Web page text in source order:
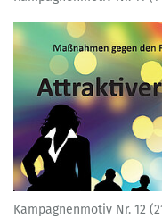
Kampagnenmotiv Nr. 12